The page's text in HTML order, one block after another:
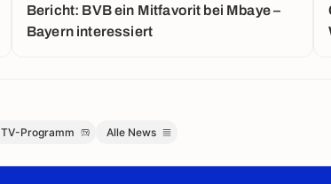
Bericht: BVB ein Mitfavorit bei Mbaye –
Bayern interessiert
TV-Programm Alle News